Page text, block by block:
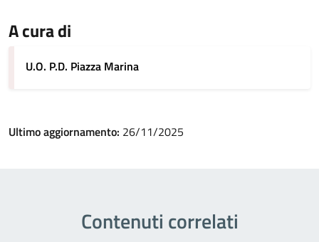
A cura di
U.O. P.D. Piazza Marina
Ultimo aggiornamento: 26/11/2025
Contenuti correlati